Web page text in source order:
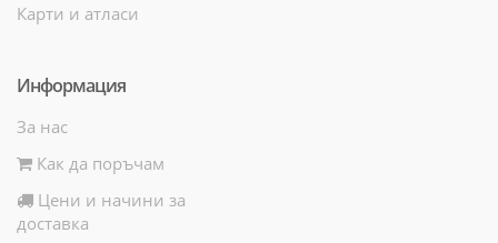
Карти и атласи
Информация
За нас
Как да поръчам
Цени и начини за
доставка